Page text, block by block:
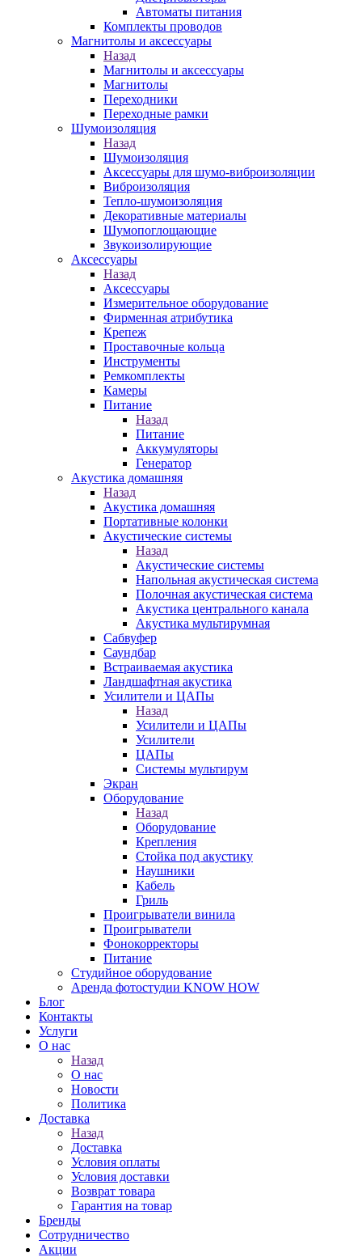
Автоматы питания
Комплекты проводов
Магнитолы и аксессуары
Назад
Магнитолы и аксессуары
Магнитолы
Переходники
Переходные рамки
Шумоизоляция
Назад
Шумоизоляция
Аксессуары для шумо-виброизоляции
Виброизоляция
Тепло-шумоизоляция
Декоративные материалы
Шумопоглощающие
Звукоизолирующие
Аксессуары
Назад
Аксессуары
Измерительное оборудование
Фирменная атрибутика
Крепеж
Проставочные кольца
Инструменты
Ремкомплекты
Камеры
Питание
Назад
Питание
Аккумуляторы
Генератор
Акустика домашняя
Назад
Акустика домашняя
Портативные колонки
Акустические системы
Назад
Акустические системы
Напольная акустическая система
Полочная акустическая система
Акустика центрального канала
Акустика мультирумная
Сабвуфер
Саундбар
Встраиваемая акустика
Ландшафтная акустика
Усилители и ЦАПы
Назад
Усилители и ЦАПы
Усилители
ЦАПы
Системы мультирум
Экран
Оборудование
Назад
Оборудование
Крепления
Стойка под акустику
Наушники
Кабель
Гриль
Проигрыватели винила
Проигрыватели
Фонокорректоры
Питание
Студийное оборудование
Аренда фотостудии KNOW HOW
Блог
Контакты
Услуги
О нас
Назад
О нас
Новости
Политика
Доставка
Назад
Доставка
Условия оплаты
Условия доставки
Возврат товара
Гарантия на товар
Бренды
Сотрудничество
Акции